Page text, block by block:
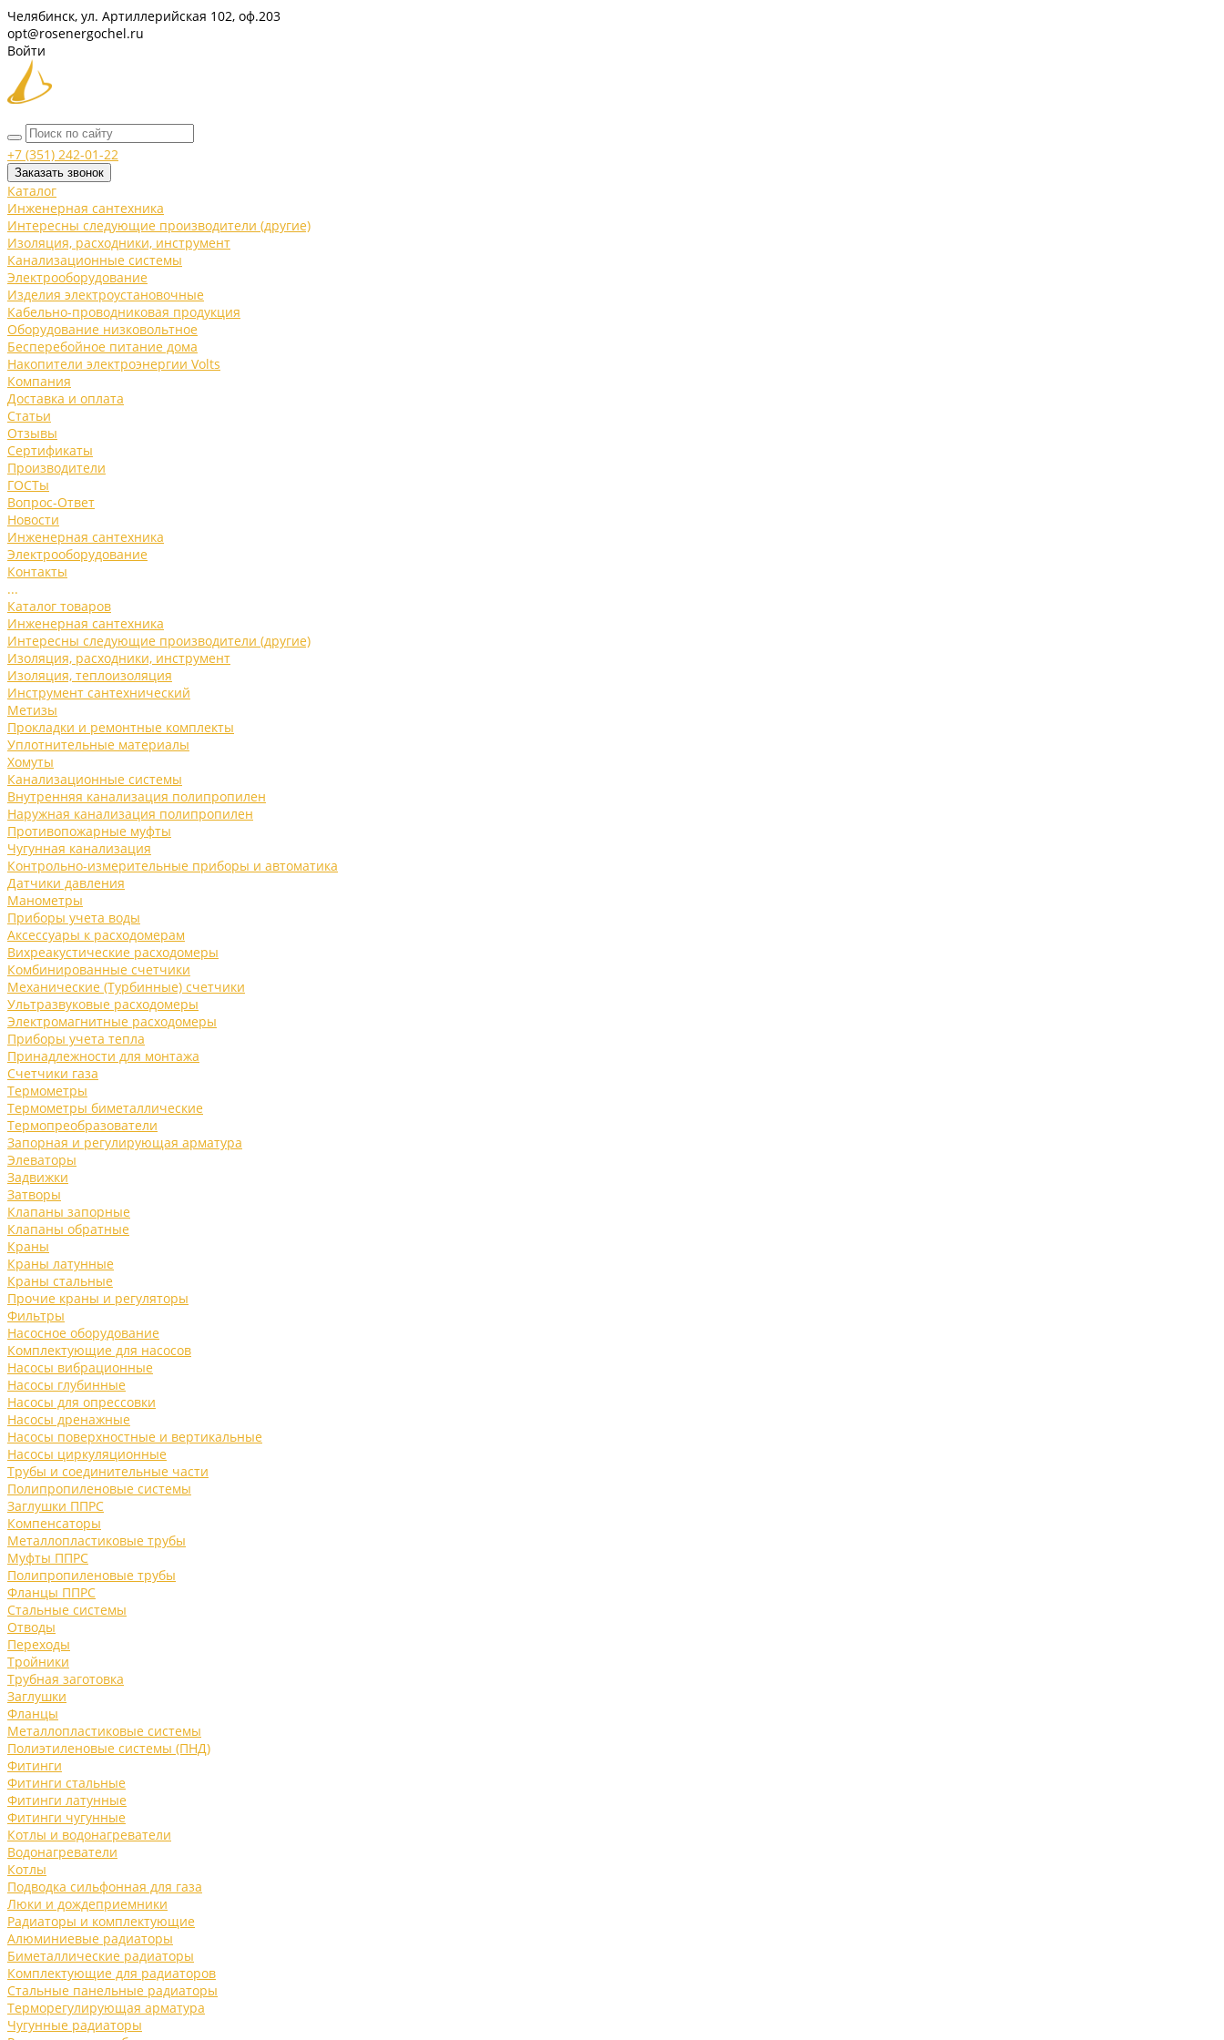
Челябинск, ул. Артиллерийская 102, оф.203
opt@rosenergochel.ru
Войти
+7 (351) 242-01-22
Заказать звонок
Каталог
Инженерная сантехника
Интересны следующие производители (другие)
Изоляция, расходники, инструмент
Канализационные системы
Электрооборудование
Изделия электроустановочные
Кабельно-проводниковая продукция
Оборудование низковольтное
Бесперебойное питание дома
Накопители электроэнергии Volts
Компания
Доставка и оплата
Статьи
Отзывы
Сертификаты
Производители
ГОСТы
Вопрос-Ответ
Новости
Инженерная сантехника
Электрооборудование
Контакты
...
Каталог товаров
Инженерная сантехника
Интересны следующие производители (другие)
Изоляция, расходники, инструмент
Изоляция, теплоизоляция
Инструмент сантехнический
Метизы
Прокладки и ремонтные комплекты
Уплотнительные материалы
Хомуты
Канализационные системы
Внутренняя канализация полипропилен
Наружная канализация полипропилен
Противопожарные муфты
Чугунная канализация
Контрольно-измерительные приборы и автоматика
Датчики давления
Манометры
Приборы учета воды
Аксессуары к расходомерам
Вихреакустические расходомеры
Комбинированные счетчики
Механические (Турбинные) счетчики
Ультразвуковые расходомеры
Электромагнитные расходомеры
Приборы учета тепла
Принадлежности для монтажа
Счетчики газа
Термометры
Термометры биметаллические
Термопреобразователи
Запорная и регулирующая арматура
Элеваторы
Задвижки
Затворы
Клапаны запорные
Клапаны обратные
Краны
Краны латунные
Краны стальные
Прочие краны и регуляторы
Фильтры
Насосное оборудование
Комплектующие для насосов
Насосы вибрационные
Насосы глубинные
Насосы для опрессовки
Насосы дренажные
Насосы поверхностные и вертикальные
Насосы циркуляционные
Трубы и соединительные части
Полипропиленовые системы
Заглушки ППРС
Компенсаторы
Металлопластиковые трубы
Муфты ППРС
Полипропиленовые трубы
Фланцы ППРС
Стальные системы
Отводы
Переходы
Тройники
Трубная заготовка
Заглушки
Фланцы
Металлопластиковые системы
Полиэтиленовые системы (ПНД)
Фитинги
Фитинги стальные
Фитинги латунные
Фитинги чугунные
Котлы и водонагреватели
Водонагреватели
Котлы
Подводка сильфонная для газа
Люки и дождеприемники
Радиаторы и комплектующие
Алюминиевые радиаторы
Биметаллические радиаторы
Комплектующие для радиаторов
Стальные панельные радиаторы
Терморегулирующая арматура
Чугунные радиаторы